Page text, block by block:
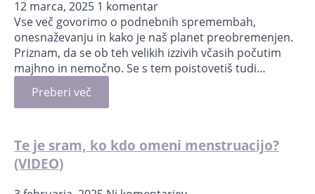
12 marca, 2025 1 komentar
Vse več govorimo o podnebnih spremembah,
onesnaževanju in kako je naš planet preobremenjen.
Priznam, da se ob teh velikih izzivih včasih počutim
majhno in nemočno. Se s tem poistovetiš tudi…
Preberi več
Te je sram, ko kdo omeni menstruacijo?
(VIDEO)